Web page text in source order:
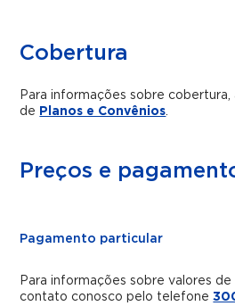
Cobertura
Para informações sobre cobertura,
de Planos e Convênios.
Preços e
Pagamento particular
Para informações sobre valores
contato conosco pelo telefone